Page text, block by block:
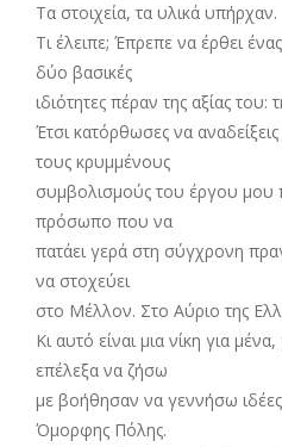
Τα στοιχεία, τα υλικά υπήρχαν.
Τι έλειπε; Έπρεπε να έρθει
δύο βασικές
ιδιότητες πέραν της αξίας του:
Έτσι κατόρθωσες να
τους κρυμμένους
συμβολισμούς του έργου μου
πρόσωπο που να
πατάει γερά στη σύγχρονη
να στοχεύει
στο Μέλλον. Στο Αύριο της
Κι αυτό είναι μια νίκη για
επέλεξα να ζήσω
με βοήθησαν να γεννήσω ιδέες
Όμορφης Πόλης.